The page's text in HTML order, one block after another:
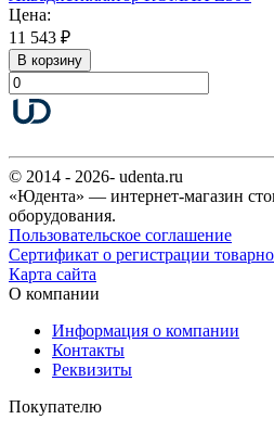
Цена:
11 543 ₽
В корзину
© 2014 - 2026- udenta.ru
«Юдента» — интернет-магазин
оборудования.
Пользовательское соглашение
Сертификат о регистрации
Карта сайта
О компании
Информация о компании
Контакты
Реквизиты
Покупателю